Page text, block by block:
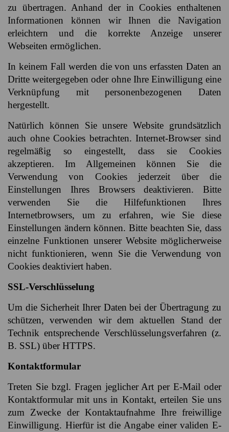
zu übertragen. Anhand der in Cookies enthaltenen
Informationen können wir Ihnen die Navigation
erleichtern und die korrekte Anzeige unserer
Webseiten ermöglichen.
In keinem Fall werden die von uns erfassten Daten an
Dritte weitergegeben oder ohne Ihre Einwilligung eine
Verknüpfung mit personenbezogenen Daten
hergestellt.
Natürlich können Sie unsere Website grundsätzlich
auch ohne Cookies betrachten. Internet-Browser sind
regelmäßig so eingestellt, dass sie Cookies
akzeptieren. Im Allgemeinen können Sie die
Verwendung von Cookies jederzeit über die
Einstellungen Ihres Browsers deaktivieren. Bitte
verwenden Sie die Hilfefunktionen Ihres
Internetbrowsers, um zu erfahren, wie Sie diese
Einstellungen ändern können. Bitte beachten Sie, dass
einzelne Funktionen unserer Website möglicherweise
nicht funktionieren, wenn Sie die Verwendung von
Cookies deaktiviert haben.
SSL-Verschlüsselung
Um die Sicherheit Ihrer Daten bei der Übertragung zu
schützen, verwenden wir dem aktuellen Stand der
Technik entsprechende Verschlüsselungsverfahren (z.
B. SSL) über HTTPS.
Kontaktformular
Treten Sie bzgl. Fragen jeglicher Art per E-Mail oder
Kontaktformular mit uns in Kontakt, erteilen Sie uns
zum Zwecke der Kontaktaufnahme Ihre freiwillige
Einwilligung. Hierfür ist die Angabe einer validen E-